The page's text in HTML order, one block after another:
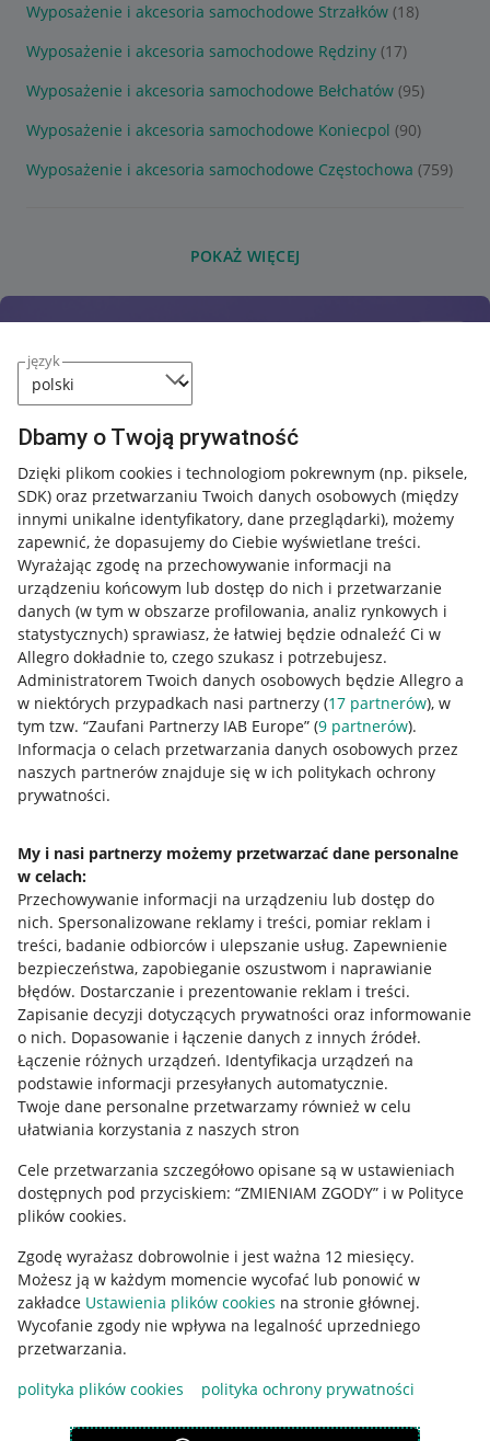
język
Dbamy o Twoją prywatność
Dzięki plikom cookies i technologiom pokrewnym (np. piksele,
SDK) oraz przetwarzaniu Twoich danych osobowych (między
innymi unikalne identyfikatory, dane przeglądarki), możemy
zapewnić, że dopasujemy do Ciebie wyświetlane treści.
Wyrażając zgodę na przechowywanie informacji na
urządzeniu końcowym lub dostęp do nich i przetwarzanie
danych (w tym w obszarze profilowania, analiz rynkowych i
statystycznych) sprawiasz, że łatwiej będzie odnaleźć Ci w
Allegro dokładnie to, czego szukasz i potrzebujesz.
Administratorem Twoich danych osobowych będzie Allegro a
w niektórych przypadkach nasi partnerzy (17 partnerów), w
tym tzw. “Zaufani Partnerzy IAB Europe” (9 partnerów).
Informacja o celach przetwarzania danych osobowych przez
naszych partnerów znajduje się w ich politykach ochrony
prywatności.
My i nasi partnerzy możemy przetwarzać dane personalne
w celach:
Przechowywanie informacji na urządzeniu lub dostęp do
nich. Spersonalizowane reklamy i treści, pomiar reklam i
treści, badanie odbiorców i ulepszanie usług. Zapewnienie
bezpieczeństwa, zapobieganie oszustwom i naprawianie
błędów. Dostarczanie i prezentowanie reklam i treści.
Zapisanie decyzji dotyczących prywatności oraz informowanie
o nich. Dopasowanie i łączenie danych z innych źródeł.
Łączenie różnych urządzeń. Identyfikacja urządzeń na
podstawie informacji przesyłanych automatycznie.
Twoje dane personalne przetwarzamy również w celu
ułatwiania korzystania z naszych stron
Cele przetwarzania szczegółowo opisane są w ustawieniach
dostępnych pod przyciskiem: “ZMIENIAM ZGODY” i w Polityce
plików cookies.
Zgodę wyrażasz dobrowolnie i jest ważna 12 miesięcy.
Możesz ją w każdym momencie wycofać lub ponowić w
zakładce Ustawienia plików cookies na stronie głównej.
Wycofanie zgody nie wpływa na legalność uprzedniego
przetwarzania.
polityka plików cookies
polityka ochrony prywatności
Wyposażenie i akcesoria samochodowe Strzałków (18)
Wyposażenie i akcesoria samochodowe Rędziny (17)
Wyposażenie i akcesoria samochodowe Bełchatów (95)
Wyposażenie i akcesoria samochodowe Koniecpol (90)
Wyposażenie i akcesoria samochodowe Częstochowa (759)
POKAŻ WIĘCEJ
Nawigacja
Przydatne informacje
Jak to działa
Allegro Gadane dla sprzedających
Allegro Gadane dla kupujących
Mapa miejscowości
Informacje prawne
Regulamin
Polityka plików "cookies"
Ustawienia plików "cookies"
Udostępnianie lokalizacji
Informacje dla Aktu o Usługach Cyfrowych
Pobierz aplikację